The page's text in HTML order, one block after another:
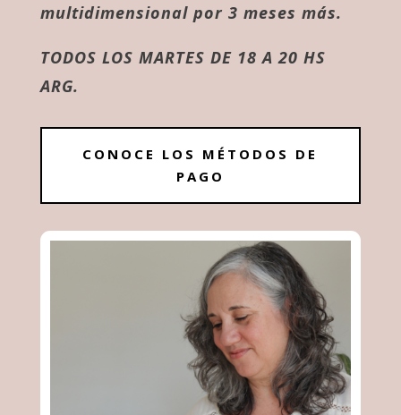
multidimensional por 3 meses más.
TODOS LOS MARTES DE 18 A 20 HS
ARG.
CONOCE LOS MÉTODOS DE
PAGO